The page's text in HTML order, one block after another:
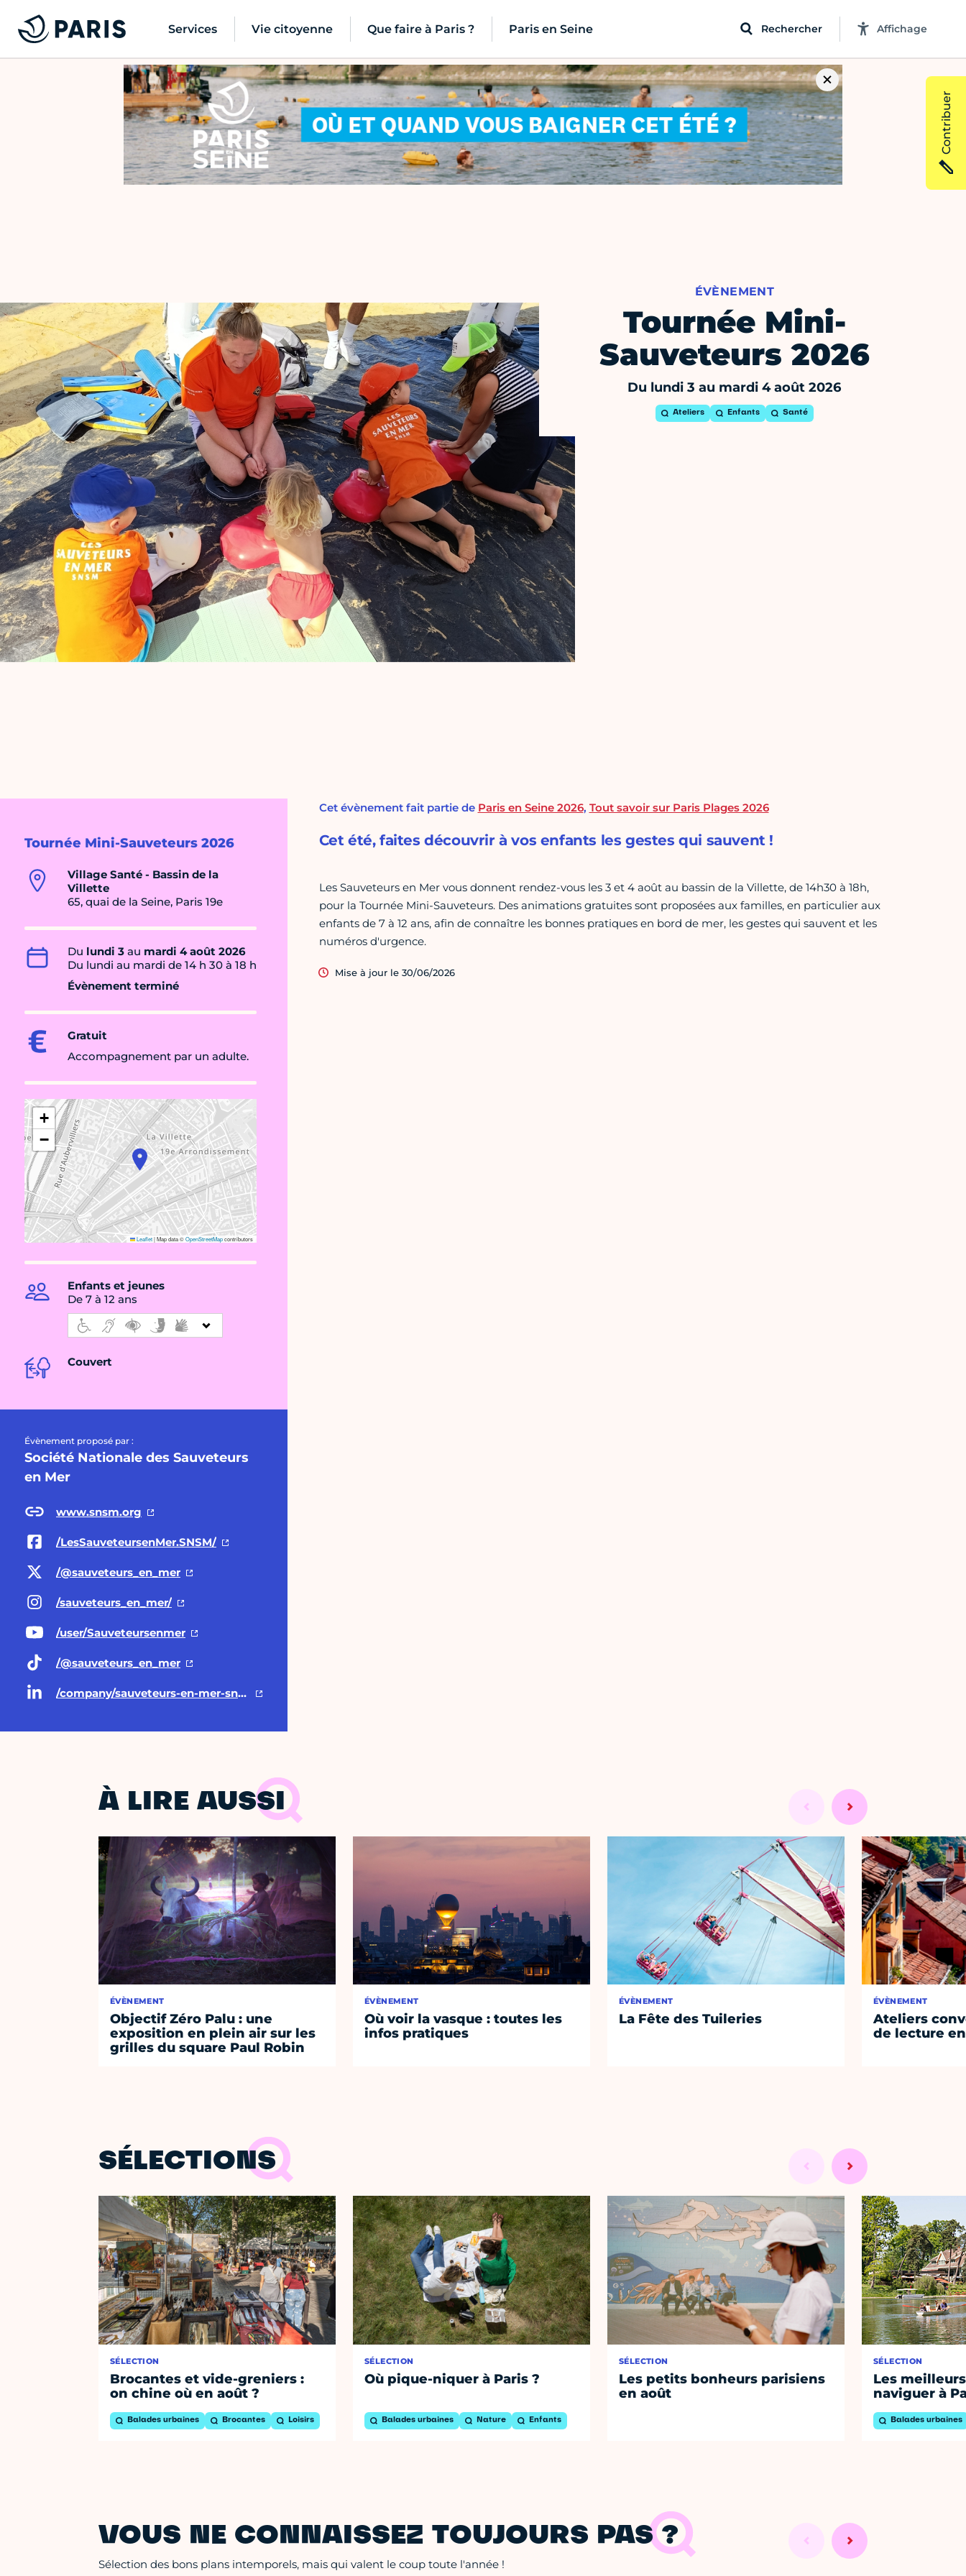
Services Vie citoyenne Que faire à Paris ? Paris en Seine Rechercher Affichage
ÉVÈNEMENT
Tournée Mini-
Sauveteurs 2026
Du lundi 3 au mardi 4 août 2026
Ateliers Enfants Santé
Tournée Mini-Sauveteurs 2026
Village Santé - Bassin de la
Villette
65, quai de la Seine, Paris 19e
Du lundi 3 au mardi 4 août 2026
Du lundi au mardi de 14 h 30 à 18 h
Évènement terminé
Gratuit
Accompagnement par un adulte.
+
−
Leaflet|Map data ©OpenStreetMapcontributors
Enfants et jeunes
De 7 à 12 ans
Couvert
Évènement proposé par :
Société Nationale des Sauveteurs
en Mer
www.snsm.org
/LesSauveteursenMer.SNSM/
/@sauveteurs _en_mer
/sauveteurs_en_mer/
/user/Sauveteursenmer
/@sauveteurs _en_mer
/company/sauveteurs-en-mer-snsm/posts/
Cet évènement fait partie de Paris en Seine 2026, Tout savoir sur Paris Plages 2026
Cet été, faites découvrir à vos enfants les gestes qui sauvent !
Les Sauveteurs en Mer vous donnent rendez-vous les 3 et 4 août au bassin de la Villette, de 14h30 à 18h,
pour la Tournée Mini-Sauveteurs. Des animations gratuites sont proposées aux familles, en particulier aux
enfants de 7 à 12 ans, afin de connaître les bonnes pratiques en bord de mer, les gestes qui sauvent et les
numéros d'urgence.
Mise à jour le 30/06/2026
À LIRE AUSSI
ÉVÈNEMENT
Objectif Zéro Palu : une
exposition en plein air sur les
grilles du square Paul Robin
ÉVÈNEMENT
Où voir la vasque : toutes les
infos pratiques
ÉVÈNEMENT
La Fête des Tuileries
ÉVÈNEMENT
Ateliers
de lecture
SÉLECTIONS
SÉLECTION
Brocantes et vide-greniers :
on chine où en août ?
Balades urbaines Brocantes Loisirs
SÉLECTION
Où pique-niquer à Paris ?
Balades urbaines Nature Enfants
SÉLECTION
Les petits bonheurs parisiens
en août
SÉLECTION
Les
naviguer à
Balades urbaines
VOUS NE CONNAISSEZ TOUJOURS PAS ?
Sélection des bons plans intemporels, mais qui valent le coup toute l'année !
Contribuer